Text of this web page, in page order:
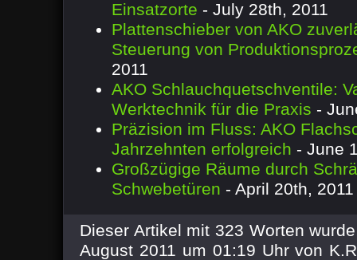
Einsatzorte - July 28th, 2011
Plattenschieber von AKO
Steuerung von
2011
AKO Schlauchquetschventile:
Werktechnik für die Praxis -
Präzision im Fluss: AKO
Jahrzehnten erfolgreich - June
Großzügige Räume durch
Schwebetüren - April 20th, 2011
Dieser Artikel mit 323 Worten
August 2011 um 01:19 Uhr von